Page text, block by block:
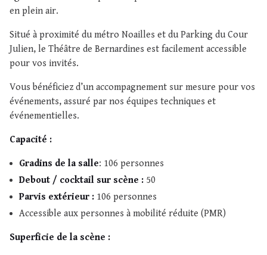
en plein air.
Situé à proximité du métro Noailles et du Parking du Cour
Julien, le Théâtre de Bernardines est facilement accessible
pour vos invités.
Vous bénéficiez d’un accompagnement sur mesure pour vos
événements, assuré par nos équipes techniques et
événementielles.
Capacité :
Gradins de la salle: 106 personnes
Debout / cocktail sur scène : 50
Parvis extérieur : 106 personnes
Accessible aux personnes à mobilité réduite (PMR)
Superficie de la scène :